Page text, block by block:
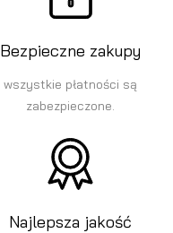
Bezpieczne zakupy
wszystkie płatności są
zabezpieczone.
Najlepsza jakość